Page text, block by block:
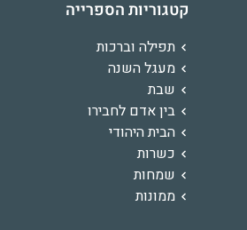
קטגוריות הספרייה
תפילה וברכות
מעגל השנה
שבת
בין אדם לחבירו
הבית היהודי
כשרות
שמחות
ממונות